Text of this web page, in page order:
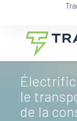
le
de la